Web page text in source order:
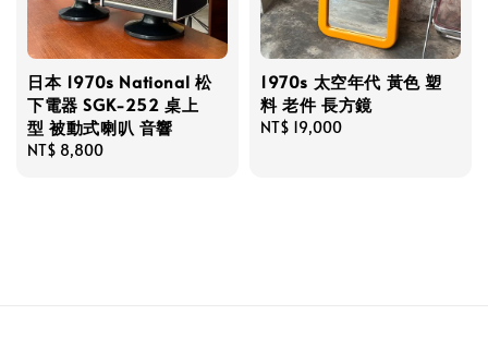
日本 1970s National 松
下電器 SGK-252 桌上
型 被動式喇叭 音響
Regular
NT$ 8,800
1970s 太空年代 黃色 塑
料 老件 長方鏡
Regular
NT$ 19,000